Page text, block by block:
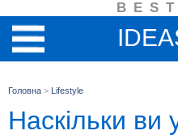
Головна > Lifestyle
Наскільки